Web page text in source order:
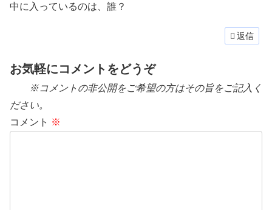
中に入っているのは、誰？
返信
お気軽にコメントをどうぞ
※コメントの非公開をご希望の方はその旨をご記入く
ださい。
コメント ※